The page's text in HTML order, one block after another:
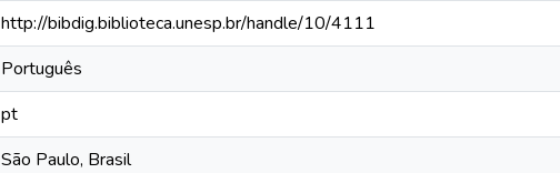
http://bibdig.biblioteca.unesp.br/handle/10/4111
Português
pt
São Paulo, Brasil